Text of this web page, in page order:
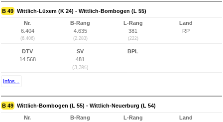
B 49 Wittlich-Lüxem (K 24) - Wittlich-Bombogen (L 55)
Nr.
6.404
(6.406)
B-Rang
4.635
(2.283)
L-Rang
381
(222)
Land
RP
DTV
14.568
SV
481
(3,3%)
BPL
Infos...
B 49 Wittlich-Bombogen (L 55) - Wittlich-Neuerburg (L 54)
Nr.
B-Rang
L-Rang
Land